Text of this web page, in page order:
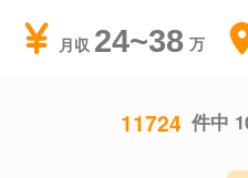
月収 24~38
11724 件中